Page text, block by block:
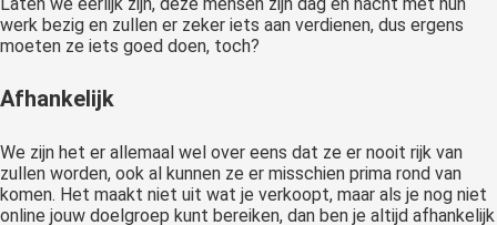
werk bezig en zullen er zeker iets aan verdienen, dus ergens
moeten ze iets goed doen, toch?
Afhankelijk
We zijn het er allemaal wel over eens dat ze er nooit rijk van
zullen worden, ook al kunnen ze er misschien prima rond van
komen. Het maakt niet uit wat je verkoopt, maar als je nog niet
online jouw doelgroep kunt bereiken, dan ben je altijd afhankelijk